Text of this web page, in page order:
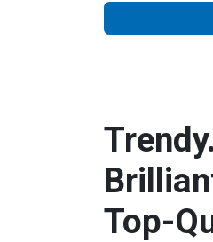
Trendy.
Top-